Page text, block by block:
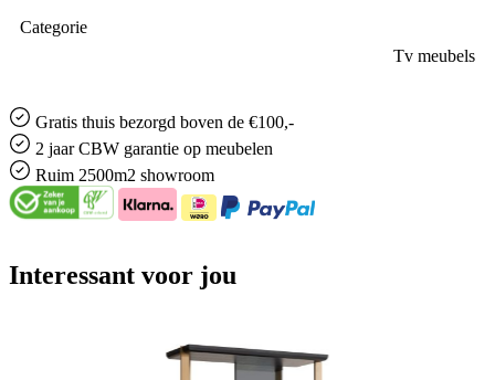
Categorie
Tv meubels
Gratis thuis bezorgd boven de €100,-
2 jaar CBW garantie op meubelen
Ruim 2500m2 showroom
Interessant voor jou